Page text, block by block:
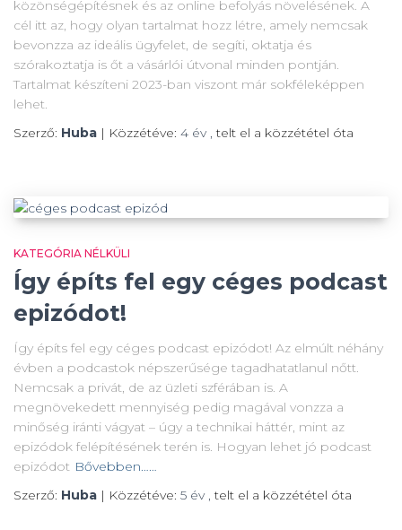
közönségépítésnek és az online befolyás növelésének. A
cél itt az, hogy olyan tartalmat hozz létre, amely nemcsak
bevonzza az ideális ügyfelet, de segíti, oktatja és
szórakoztatja is őt a vásárlói útvonal minden pontján.
Tartalmat készíteni 2023-ban viszont már sokféleképpen
lehet.
Szerző: Huba | Közzétéve: 4 év,telt el a közzététel óta
KATEGÓRIA NÉLKÜLI
Így építs fel egy céges podcast
epizódot!
Így építs fel egy céges podcast epizódot! Az elmúlt néhány
évben a podcastok népszerűsége tagadhatatlanul nőtt.
Nemcsak a privát, de az üzleti szférában is. A
megnövekedett mennyiség pedig magával vonzza a
minőség iránti vágyat – úgy a technikai háttér, mint az
epizódok felépítésének terén is. Hogyan lehet jó podcast
epizódot Bővebben……
Szerző: Huba | Közzétéve: 5 év,telt el a közzététel óta